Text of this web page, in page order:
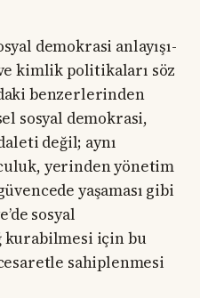
demokrasi anlayışı-
kimlik politikaları söz
benzerlerinden
sosyal demokrasi,
değil; aynı
yerinden yönetim
yaşaması gibi
sosyal
kurabilmesi için bu
sahiplenmesi